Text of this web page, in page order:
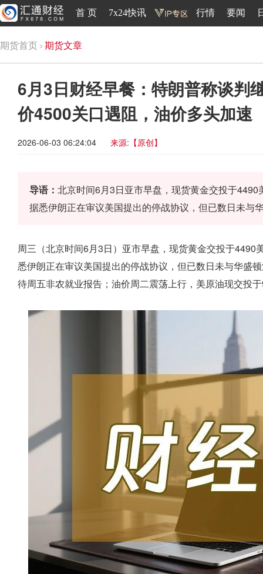
首 页 7x24快讯 行情 要闻
期货首页 期货文章
6月3日财经早餐：特朗普称谈判
价4500关口遇阻，油价多头加速
2026-06-03 06:24:04 来源:【原创】
导语： 北京时间6月3日亚市早盘，现货黄金交投于
据悉伊朗正在审议美国提出的停战协议，但已数日未与
周三（北京时间6月3日）亚市早盘，现货黄金交投于
悉伊朗正在审议美国提出的停战协议，但已数日未与华盛
待周五非农就业报告；油价周二震荡上行，美原油现交投